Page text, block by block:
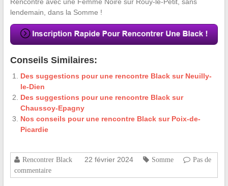
lendemain, dans la Somme !
Conseils Similaires:
Des suggestions pour une rencontre Black sur Neuilly-
le-Dien
Des suggestions pour une rencontre Black sur
Chaussoy-Epagny
Nos conseils pour une rencontre Black sur Poix-de-
Picardie
Rencontrer Black 22 février 2024 Somme
Pas de
commentaire